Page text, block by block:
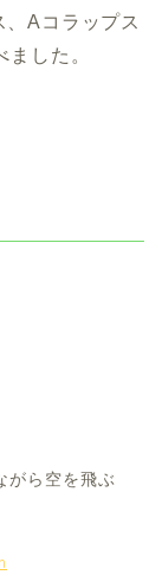
Aコラップス
した。
がら空を飛ぶ